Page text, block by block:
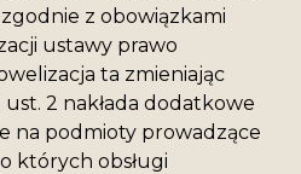
z obowiązkami
ustawy prawo
ta zmieniając
ust. 2 nakłada dodatkowe
na podmioty prowadzące
których obsługi